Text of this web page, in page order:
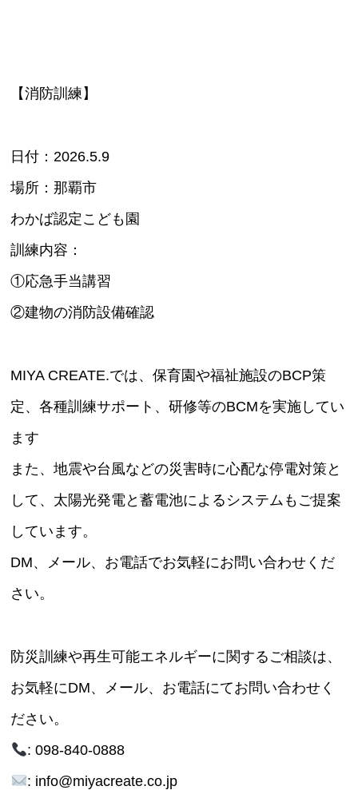
【消防訓練】
日付：2026.5.9
場所：那覇市
わかば認定こども園
訓練内容：
①応急手当講習
②建物の消防設備確認
MIYA CREATE.では、保育園や福祉施設のBCP策
定、各種訓練サポート、研修等のBCMを実施してい
ます
また、地震や台風などの災害時に心配な停電対策と
して、太陽光発電と蓄電池によるシステムもご提案
しています。
DM、メール、お電話でお気軽にお問い合わせくだ
さい。
防災訓練や再生可能エネルギーに関するご相談は、
お気軽にDM、メール、お電話にてお問い合わせく
ださい。
: 098-840-0888
: info@miyacreate.co.jp